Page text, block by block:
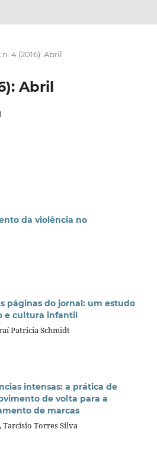
n. 4 (2016): Abril
Abril
da violência no
páginas do jornal: um estudo
e cultura infantil
Patricia Schmidt
intensas: a prática de
de volta para a
de marcas
Tarcisio Torres Silva